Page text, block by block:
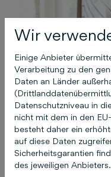
Karriere
Unsere
Erfahre mehr über
bei uns zu arbeiten.
Wir
Einige Anbieter
Verarbeitung zu den
Daten an Länder
Datenschutzniveau in
nicht mit dem in den
besteht daher ein
auf diese Daten
Sicherheitsgarantien
des jeweiligen Anbieters.